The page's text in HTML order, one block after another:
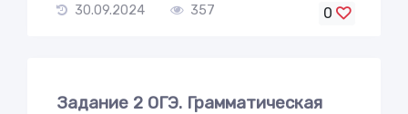
30.09.2024 357 0
Задание 2 ОГЭ. Грамматическая